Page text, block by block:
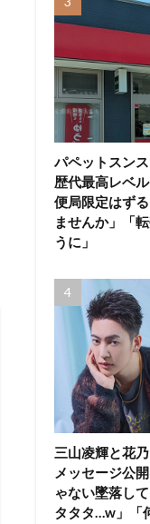
パペットスン
歴代最高レベ
便局限定はず
ませんか」「
うに」
三山凌輝と花
メッセージ公
ゃない墜落し
タタタ…w」「